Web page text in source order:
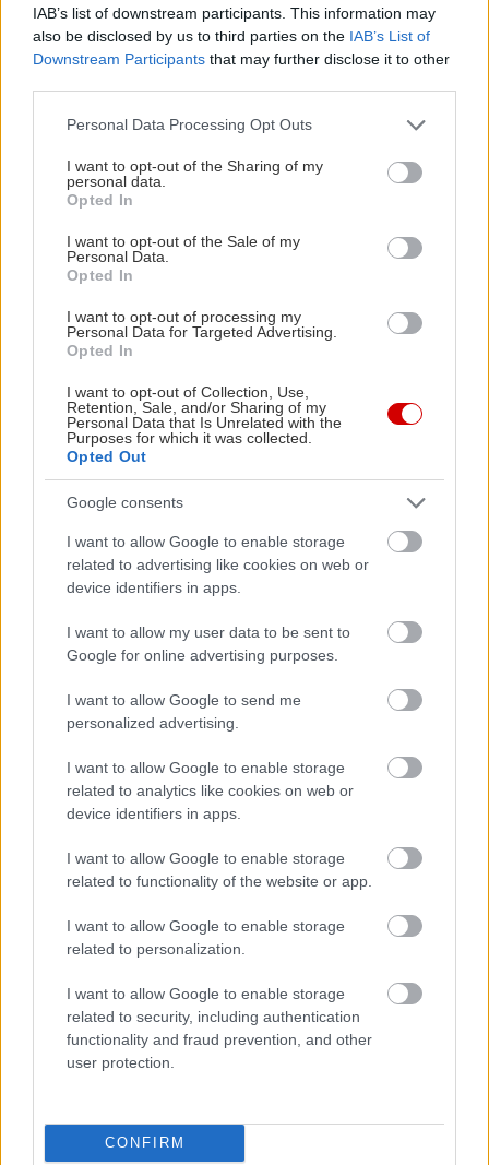
IAB’s list of downstream participants. This information may
also be disclosed by us to third parties on the IAB’s List of
Downstream Participants that may further disclose it to other
Please note that this website/app uses one or more Google
not limited to your visit or usage behaviour. You may click to
grant or deny consent to Google and its third-party tags to
use your data for below specified purposes in below Google
consent section.
Personal Data Processing Opt Outs
I want to opt-out of the Sharing of my
personal data.
Opted In
I want to opt-out of the Sale of my
Personal Data.
Opted In
I want to opt-out of processing my
Personal Data for Targeted Advertising.
Opted In
I want to opt-out of Collection, Use,
Retention, Sale, and/or Sharing of my
Personal Data that Is Unrelated with the
Purposes for which it was collected.
Opted Out
Google consents
I want to allow Google to enable storage
related to advertising like cookies on web or
device identifiers in apps.
I want to allow my user data to be sent to
Google for online advertising purposes.
I want to allow Google to send me
personalized advertising.
I want to allow Google to enable storage
related to analytics like cookies on web or
device identifiers in apps.
I want to allow Google to enable storage
related to functionality of the website or app.
I want to allow Google to enable storage
related to personalization.
I want to allow Google to enable storage
related to security, including authentication
functionality and fraud prevention, and other
user protection.
CONFIRM
Καλτ ελληνικές ταινίες που πρέπει να δείτε
PODCASTS
Η Maria Rolls χωρίς φίλτρο
με τον